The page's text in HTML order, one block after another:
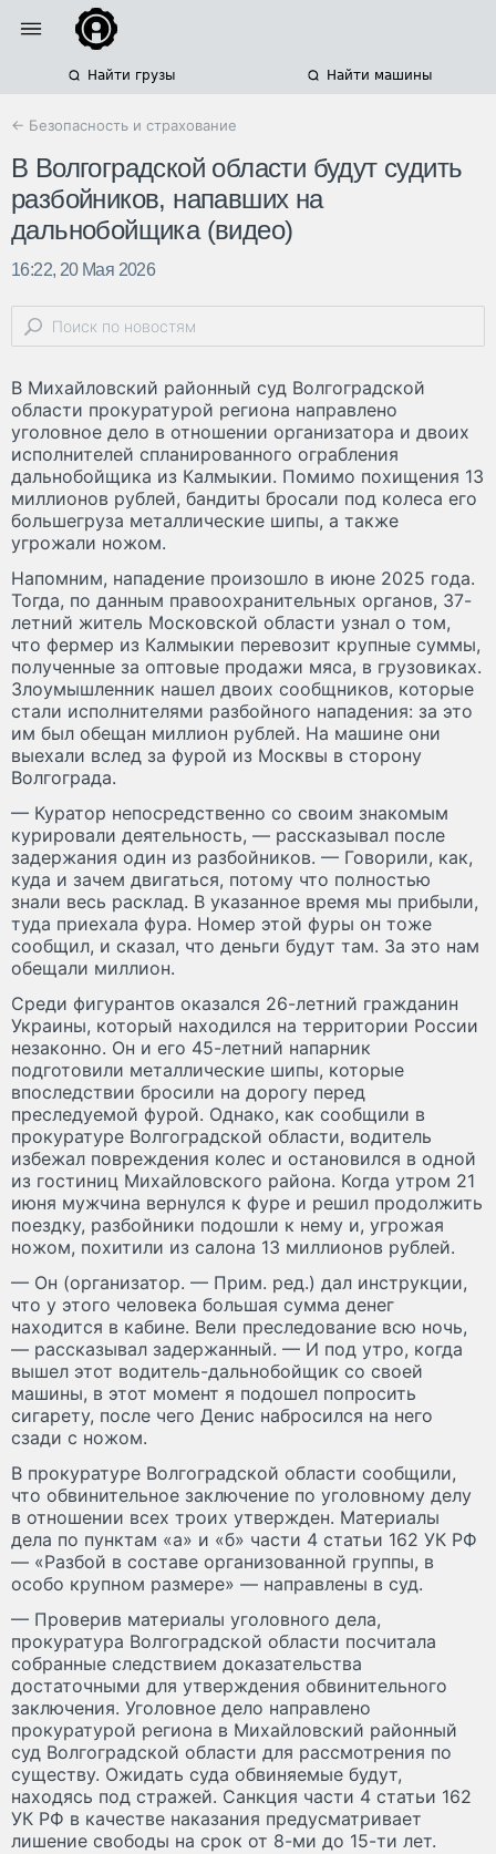
Найти грузы Найти машины
← Безопасность и страхование
В Волгоградской области будут судить
разбойников, напавших на
дальнобойщика (видео)
16:22, 20 Мая 2026
В Михайловский районный суд Волгоградской
области прокуратурой региона направлено
уголовное дело в отношении организатора и двоих
исполнителей спланированного ограбления
дальнобойщика из Калмыкии. Помимо похищения 13
миллионов рублей, бандиты бросали под колеса его
большегруза металлические шипы, а также
угрожали ножом.
Напомним, нападение произошло в июне 2025 года.
Тогда, по данным правоохранительных органов, 37-
летний житель Московской области узнал о том,
что фермер из Калмыкии перевозит крупные суммы,
полученные за оптовые продажи мяса, в грузовиках.
Злоумышленник нашел двоих сообщников, которые
стали исполнителями разбойного нападения: за это
им был обещан миллион рублей. На машине они
выехали вслед за фурой из Москвы в сторону
Волгограда.
— Куратор непосредственно со своим знакомым
курировали деятельность, — рассказывал после
задержания один из разбойников. — Говорили, как,
куда и зачем двигаться, потому что полностью
знали весь расклад. В указанное время мы прибыли,
туда приехала фура. Номер этой фуры он тоже
сообщил, и сказал, что деньги будут там. За это нам
обещали миллион.
Среди фигурантов оказался 26-летний гражданин
Украины, который находился на территории России
незаконно. Он и его 45-летний напарник
подготовили металлические шипы, которые
впоследствии бросили на дорогу перед
преследуемой фурой. Однако, как сообщили в
прокуратуре Волгоградской области, водитель
избежал повреждения колес и остановился в одной
из гостиниц Михайловского района. Когда утром 21
июня мужчина вернулся к фуре и решил продолжить
поездку, разбойники подошли к нему и, угрожая
ножом, похитили из салона 13 миллионов рублей.
— Он (организатор. — Прим. ред.) дал инструкции,
что у этого человека большая сумма денег
находится в кабине. Вели преследование всю ночь,
— рассказывал задержанный. — И под утро, когда
вышел этот водитель-дальнобойщик со своей
машины, в этот момент я подошел попросить
сигарету, после чего Денис набросился на него
сзади с ножом.
В прокуратуре Волгоградской области сообщили,
что обвинительное заключение по уголовному делу
в отношении всех троих утвержден. Материалы
дела по пунктам «а» и «б» части 4 статьи 162 УК РФ
— «Разбой в составе организованной группы, в
особо крупном размере» — направлены в суд.
— Проверив материалы уголовного дела,
прокуратура Волгоградской области посчитала
собранные следствием доказательства
достаточными для утверждения обвинительного
заключения. Уголовное дело направлено
прокуратурой региона в Михайловский районный
суд Волгоградской области для рассмотрения по
существу. Ожидать суда обвиняемые будут,
находясь под стражей. Санкция части 4 статьи 162
УК РФ в качестве наказания предусматривает
лишение свободы на срок от 8-ми до 15-ти лет.